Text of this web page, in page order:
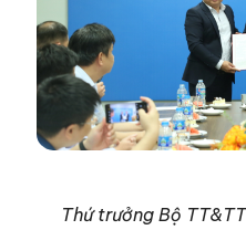
Thứ trưởng Bộ